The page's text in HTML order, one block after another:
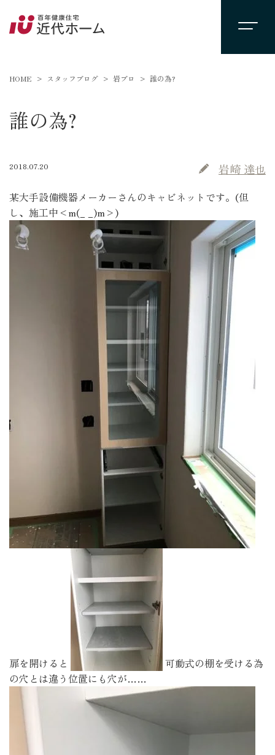
HOME スタッフブログ 岩ブロ 誰の為?
誰の為?
2018.07.20 岩崎 達也
某大手設備機器メーカーさんのキャビネットです。(但
し、施工中<m(_ _)m>)
扉を開けると
可動式の棚を受ける為
の穴とは違う位置にも穴が……